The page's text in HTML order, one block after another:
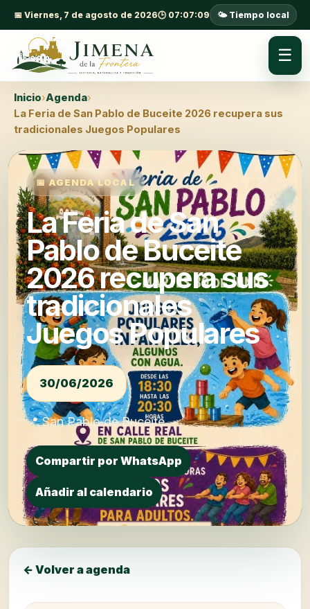
📅 Viernes, 7 de agosto de 2026🕒 07:07:10 🌤️ Tiempo local
☰
Inicio›Agenda›
La Feria de San Pablo de Buceite 2026 recupera sus
tradicionales Juegos Populares
📅 AGENDA LOCAL
La Feria de San
Pablo de Buceite
2026 recupera sus
tradicionales
Juegos Populares
30/06/2026
📍 San Pablo de Buceite
Compartir por WhatsApp
Añadir al calendario
← Volver a agenda